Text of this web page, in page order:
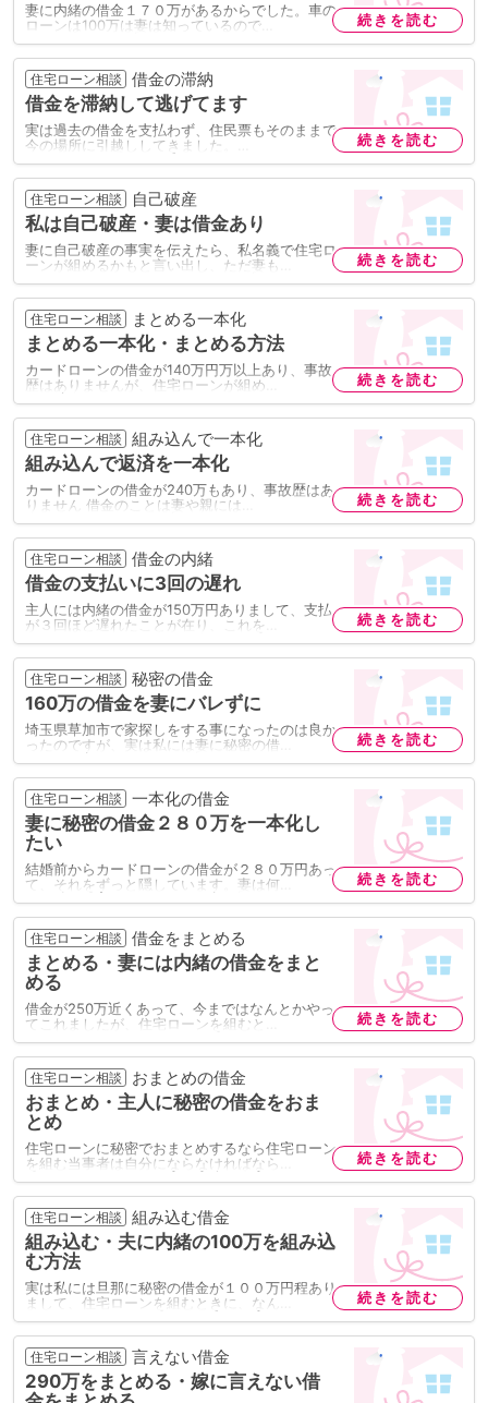
妻に内緒の借金１７０万があるからでした。車の
ローンは100万は妻は知っているので…
続きを読む
住宅ローン相談 借金の滞納
借金を滞納して逃げてます
実は過去の借金を支払わず、住民票もそのままで
今の場所に引越ししてきました。…
続きを読む
住宅ローン相談 自己破産
私は自己破産・妻は借金あり
妻に自己破産の事実を伝えたら、私名義で住宅ロ
ーンが組めるかもと言い出し、ただ妻も…
続きを読む
住宅ローン相談 まとめる一本化
まとめる一本化・まとめる方法
カードローンの借金が140万円万以上あり、事故
歴はありませんが、住宅ローンが組め…
続きを読む
住宅ローン相談 組み込んで一本化
組み込んで返済を一本化
カードローンの借金が240万もあり、事故歴はあ
りません 借金のことは妻や親には…
続きを読む
住宅ローン相談 借金の内緒
借金の支払いに3回の遅れ
主人には内緒の借金が150万円ありまして、支払
が３回ほど遅れたことが在り、これを…
続きを読む
住宅ローン相談 秘密の借金
160万の借金を妻にバレずに
埼玉県草加市で家探しをする事になったのは良か
ったのですが、実は私には妻に秘密の借…
続きを読む
住宅ローン相談 一本化の借金
妻に秘密の借金２８０万を一本化し
たい
結婚前からカードローンの借金が２８０万円あっ
て、それをずっと隠しています。妻は何…
続きを読む
住宅ローン相談 借金をまとめる
まとめる・妻には内緒の借金をまと
める
借金が250万近くあって、今まではなんとかやっ
てこれましたが、住宅ローンを組むと…
続きを読む
住宅ローン相談 おまとめの借金
おまとめ・主人に秘密の借金をおま
とめ
住宅ローンに秘密でおまとめするなら住宅ローン
を組む当事者は自分にならなければなら…
続きを読む
住宅ローン相談 組み込む借金
組み込む・夫に内緒の100万を組み込
む方法
実は私には旦那に秘密の借金が１００万円程あり
まして、住宅ローンを組むときに、なん…
続きを読む
住宅ローン相談 言えない借金
290万をまとめる・嫁に言えない借